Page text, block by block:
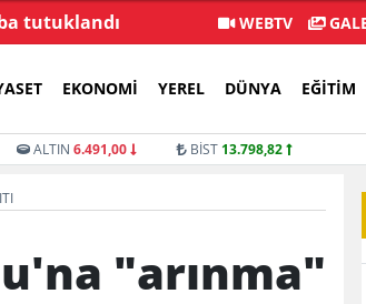
tutuklandı Özgür Özel:
WEBTV
EKONOMI YEREL DÜNYA EĞITIM
ALTIN 6.491,00 BİST 13.798,82
"arınma"